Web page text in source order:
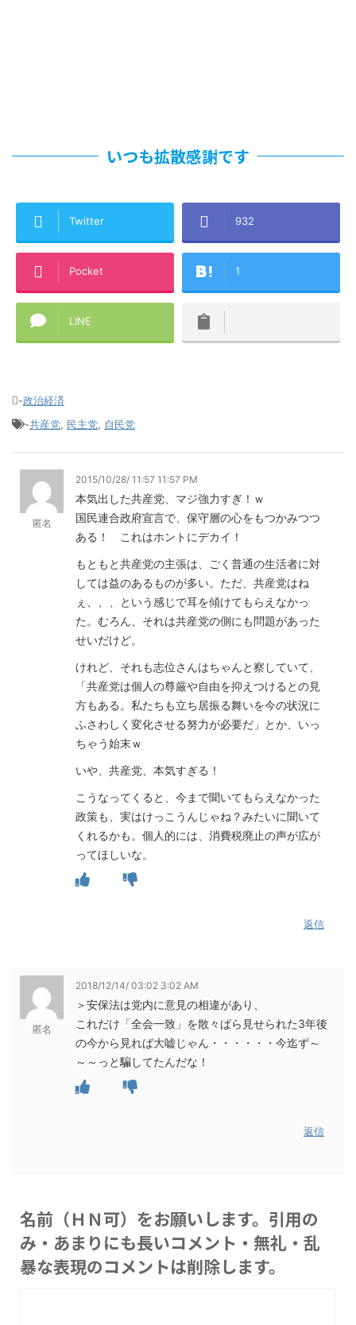
いつも拡散感謝です
Twitter 932
Pocket 1
LINE
-政治経済
-共産党, 民主党, 自民党
匿名
2015/10/28/ 11:57 11:57 PM
本気出した共産党、マジ強力すぎ！ｗ
国民連合政府宣言で、保守層の心をもつかみつつ
ある！ これはホントにデカイ！
もともと共産党の主張は、ごく普通の生活者に対
しては益のあるものが多い。ただ、共産党はね
ぇ、、、という感じで耳を傾けてもらえなかっ
た。むろん、それは共産党の側にも問題があった
せいだけど。
けれど、それも志位さんはちゃんと察していて、
「共産党は個人の尊厳や自由を抑えつけるとの見
方もある。私たちも立ち居振る舞いを今の状況に
ふさわしく変化させる努力が必要だ」とか、いっ
ちゃう始末ｗ
いや、共産党、本気すぎる！
こうなってくると、今まで聞いてもらえなかった
政策も、実はけっこうんじゃね？みたいに聞いて
くれるかも。個人的には、消費税廃止の声が広が
ってほしいな。
返信
匿名
2018/12/14/ 03:02 3:02 AM
＞安保法は党内に意見の相違があり、
これだけ「全会一致」を散々ぱら見せられた3年後
の今から見れば大嘘じゃん・・・・・・今迄ず～
～～っと騙してたんだな！
返信
名前（ＨＮ可）をお願いします。引用の
み・あまりにも長いコメント・無礼・乱
暴な表現のコメントは削除します。